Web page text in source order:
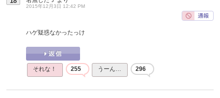
2015年12月3日 12:42 PM
ハゲ疑惑なかったっけ
それな！ 255 うーん… 296